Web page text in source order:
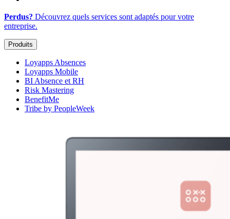
Perdus? Découvrez quels services sont adaptés pour votre
entreprise.
Produits
Loyapps Absences
Loyapps Mobile
BI Absence et RH
Risk Mastering
BenefitMe
Tribe by PeopleWeek